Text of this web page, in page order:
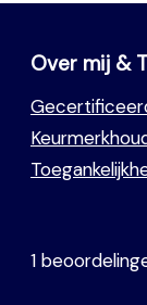
Over mij &
1